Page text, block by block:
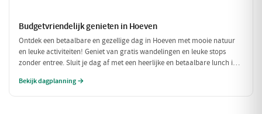
Budgetvriendelijk genieten in Hoeven
Ontdek een betaalbare en gezellige dag in Hoeven met mooie natuur
en leuke activiteiten! Geniet van gratis wandelingen en leuke stops
zonder entree. Sluit je dag af met een heerlijke en betaalbare lunch in
Bekijk dagplanning →